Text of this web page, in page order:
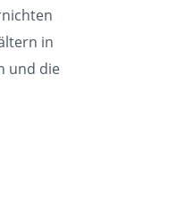
in
und die